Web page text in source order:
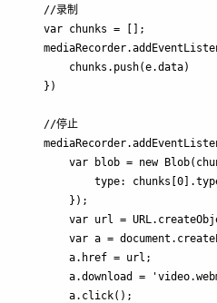
    //录制
    var chunks = [];
        chunks.push(e.data)
    })
    //停止
var blob = new
type:
        });
var url =
var a =
        a.href = url;
a.download =
        a.click();